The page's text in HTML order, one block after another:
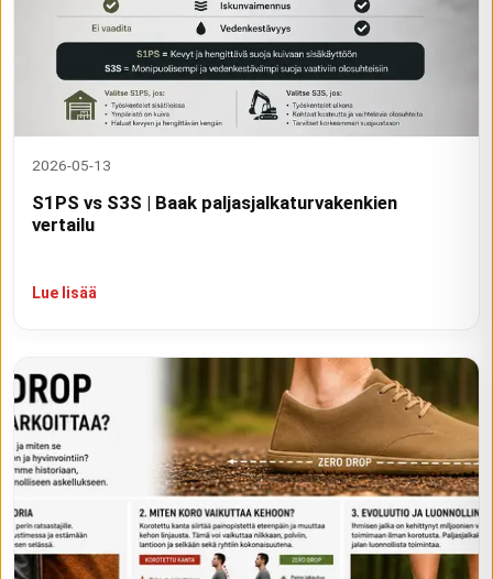
2026-05-13
S1PS vs S3S | Baak paljasjalkaturvakenkien
vertailu
Lue lisää